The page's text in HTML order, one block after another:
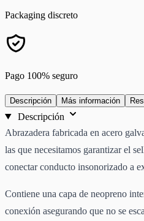
Packaging discreto
Pago 100% seguro
Descripción Más información
Descripción
Abrazadera fabricada en acero
las que necesitamos garantizar el
conectar conducto insonorizado a
Contiene una capa de neopreno
conexión asegurando que no se